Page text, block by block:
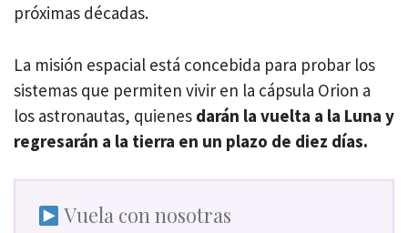
próximas décadas.
La misión espacial está concebida para probar los
sistemas que permiten vivir en la cápsula Orion a
los astronautas, quienes darán la vuelta a la Luna y
regresarán a la tierra en un plazo de diez días.
Vuela con nosotras